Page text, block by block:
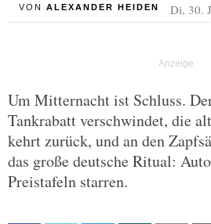
VON ALEXANDER HEIDEN Di, 30.
Um Mitternacht ist Schluss.
Tankrabatt verschwindet, die
kehrt zurück, und an den
das große deutsche Ritual:
Preistafeln starren.